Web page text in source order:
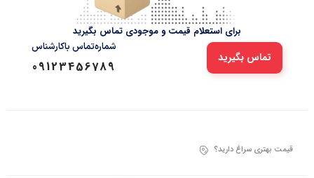
برای استعلام قیمت و موجودی تماس بگیرید
تماس بگیرید
شماره‌تماس‌ با‌کارشناس
09123456789
قیمت بهتری سراغ دارید؟